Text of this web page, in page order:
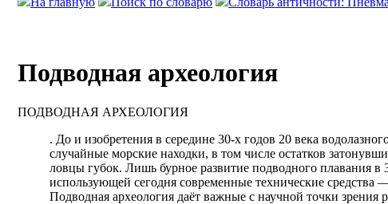
Подводная археология
ПОДВОДНАЯ АРХЕОЛОГИЯ
. До и изобретения в середине 30-х годов 20 века
случайные морские находки, в том числе остатков
ловцы губок. Лишь бурное развитие подводного плавания
использующей сегодня современные технические
Подводная археология даёт важные с научной точки